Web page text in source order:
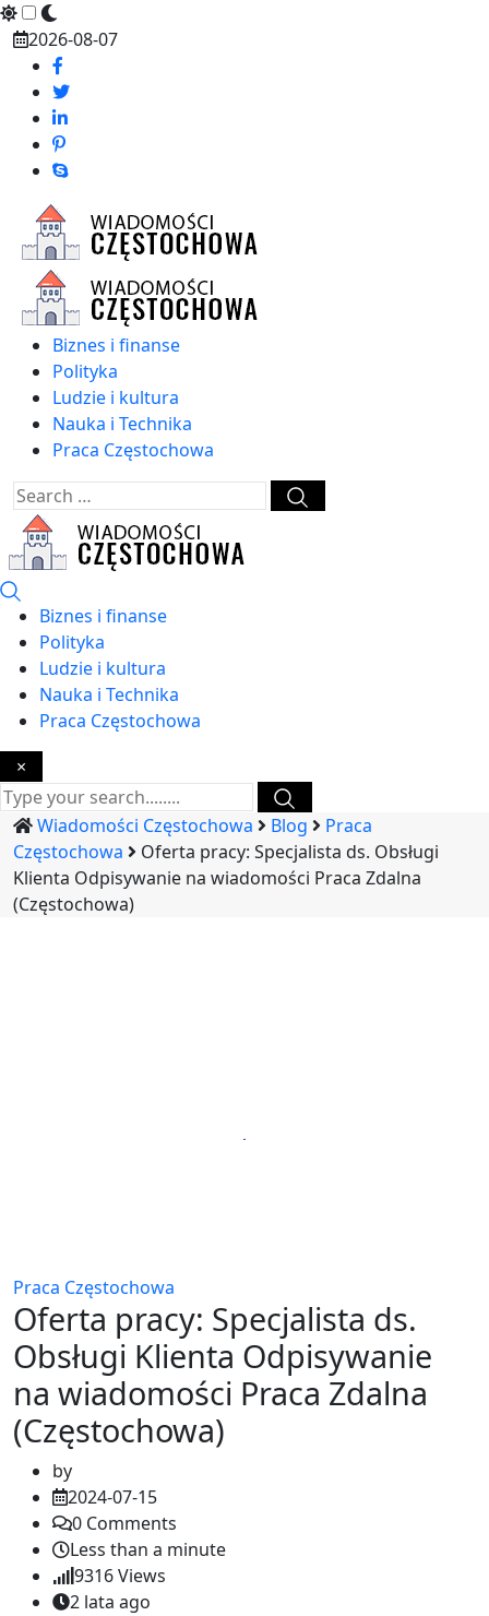
Skip
content
2026-08-07
Biznes i finanse
Polityka
Ludzie i kultura
Nauka i Technika
Praca Częstochowa
Biznes i finanse
Polityka
Ludzie i kultura
Nauka i Technika
Praca Częstochowa
×
Wiadomości Częstochowa Blog
Praca
Częstochowa
Oferta pracy: Specjalista ds. Obsługi
Klienta Odpisywanie na wiadomości Praca Zdalna
(Częstochowa)
Praca Częstochowa
Oferta pracy: Specjalista ds.
Obsługi Klienta Odpisywanie
na wiadomości Praca Zdalna
(Częstochowa)
by
2024-07-15
0 Comments
Less than a minute
9316Views
2 lata ago